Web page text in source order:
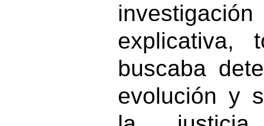
explicativa,
buscaba
evolución y